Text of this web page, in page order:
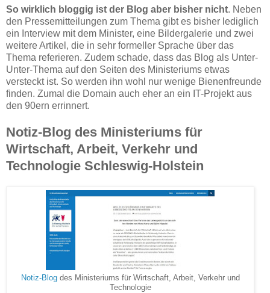
So wirklich bloggig ist der Blog aber bisher nicht. Neben
den Pressemitteilungen zum Thema gibt es bisher lediglich
ein Interview mit dem Minister, eine Bildergalerie und zwei
weitere Artikel, die in sehr formeller Sprache über das
Thema referieren. Zudem schade, dass das Blog als Unter-
Unter-Thema auf den Seiten des Ministeriums etwas
versteckt ist. So werden ihn wohl nur wenige Bienenfreunde
finden. Zumal die Domain auch eher an ein IT-Projekt aus
den 90ern errinnert.
Notiz-Blog des Ministeriums für
Wirtschaft, Arbeit, Verkehr und
Technologie Schleswig-Holstein
Notiz-Blog des Ministeriums für Wirtschaft, Arbeit, Verkehr und
Technologie